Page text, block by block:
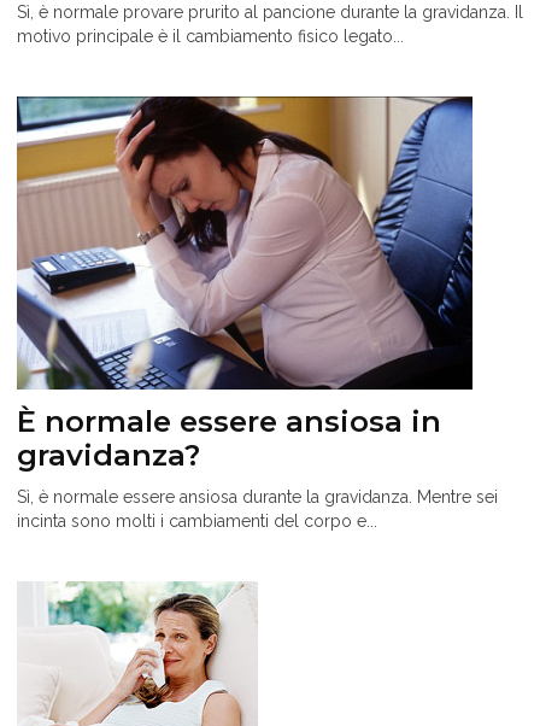
Sì, è normale provare prurito al pancione durante la gravidanza. Il
motivo principale è il cambiamento fisico legato...
È normale essere ansiosa in
gravidanza?
Sì, è normale essere ansiosa durante la gravidanza. Mentre sei
incinta sono molti i cambiamenti del corpo e...